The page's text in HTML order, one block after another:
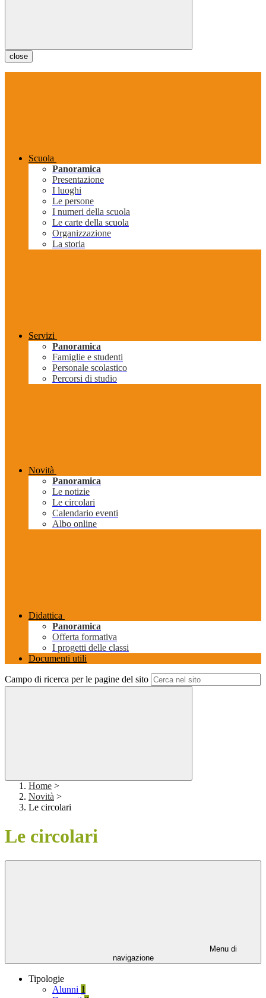
close
Scuola
Panoramica
Presentazione
I luoghi
Le persone
I numeri della scuola
Le carte della scuola
Organizzazione
La storia
Servizi
Panoramica
Famiglie e studenti
Personale scolastico
Percorsi di studio
Novità
Panoramica
Le notizie
Le circolari
Calendario eventi
Albo online
Didattica
Panoramica
Offerta formativa
I progetti delle classi
Documenti utili
Campo di ricerca per le pagine del sito
Home >
Novità >
Le circolari
Le circolari
Menu di
navigazione
Tipologie
Alunni 1